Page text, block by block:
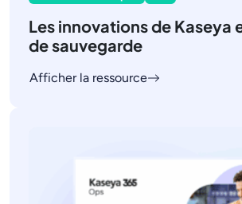
Les innovations de Kaseya
de sauvegarde
Afficher la ressource